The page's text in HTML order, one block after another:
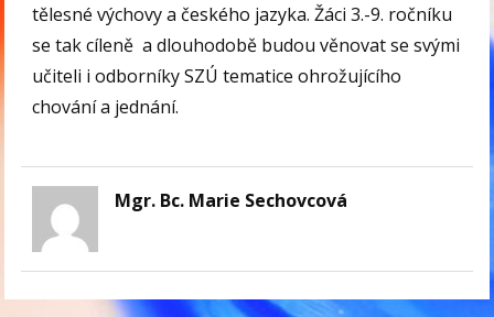
tělesné výchovy a českého jazyka. Žáci 3.-9. ročníku
se tak cíleně a dlouhodobě budou věnovat se svými
učiteli i odborníky SZÚ tematice ohrožujícího
chování a jednání.
Mgr. Bc. Marie Sechovcová